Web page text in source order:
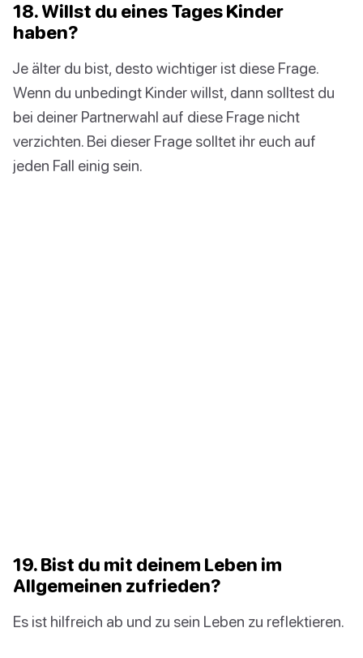
18. Willst du eines Tages Kinder
haben?
Je älter du bist, desto wichtiger ist diese Frage.
Wenn du unbedingt Kinder willst, dann solltest du
bei deiner Partnerwahl auf diese Frage nicht
verzichten. Bei dieser Frage solltet ihr euch auf
jeden Fall einig sein.
19. Bist du mit deinem Leben im
Allgemeinen zufrieden?
Es ist hilfreich ab und zu sein Leben zu reflektieren.